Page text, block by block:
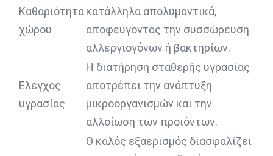
Καθαριότητα
χώρου
κατάλληλα απολυμαντικά,
αποφεύγοντας την συσσώρευση
αλλεργιογόνων ή βακτηρίων.
Ελεγχος
υγρασίας
Η διατήρηση σταθερής υγρασίας
αποτρέπει την ανάπτυξη
μικροοργανισμών και την
αλλοίωση των προϊόντων.
Ο καλός εξαερισμός διασφαλίζει